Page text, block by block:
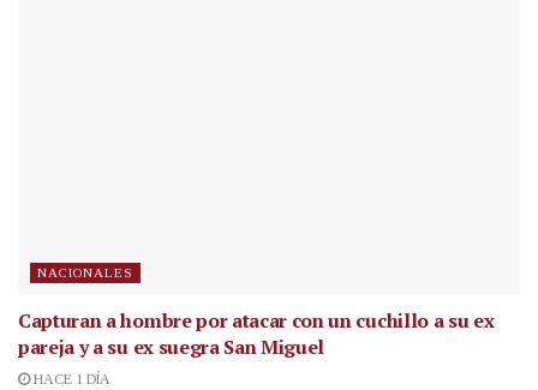
NACIONALES
Capturan a hombre por atacar con un cuchillo a su ex
pareja y a su ex suegra San Miguel
HACE 1 DÍA